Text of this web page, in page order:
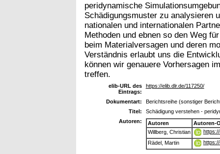
peridynamische
Schädigungsmuster zu analysieren
nationalen und internationalen
Methoden und ebnen so den Weg
beim Materialversagen und deren
Verständnis erlaubt uns die
können wir genauere Vorhersagen
treffen.
elib-URL des
Eintrags:
https://elib.dlr.de/117250/
Dokumentart:
Berichtsreihe (sonstiger
Titel:
Schädigung verstehen -
Autoren:
Autoren
Autoren-
Willberg, Christian
Rädel, Martin